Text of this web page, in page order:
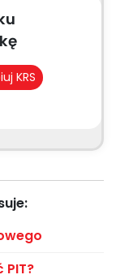
KRS